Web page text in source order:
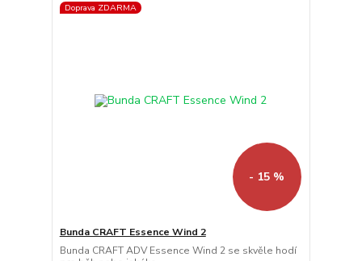
Doprava ZDARMA
- 15 %
Bunda CRAFT Essence Wind 2
Bunda CRAFT ADV Essence Wind 2 se skvěle hodí